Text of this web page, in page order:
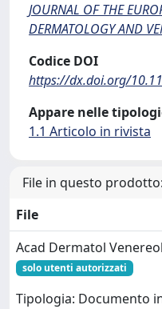
JOURNAL OF THE
DERMATOLOGY AND
Codice DOI
https://dx.doi.org/
Appare nelle
1.1 Articolo in rivista
File in questo prodotto:
File
Acad Dermatol
solo utenti autorizzati
Tipologia: Documento